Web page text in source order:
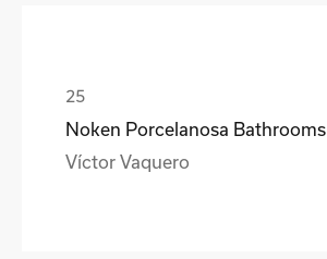
Noken Porcelanosa Bathrooms
Víctor Vaquero